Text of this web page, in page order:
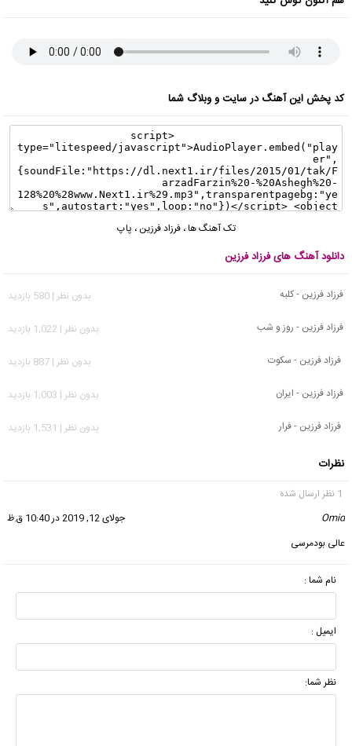
کد پخش این آهنگ در سایت و وبلاگ شما
تک آهنگ ها،فرزاد فرزین ، پاپ
دانلود آهنگ های فرزاد فرزین
فرزاد فرزین - کلبه
بدون نظر | 580 بازدید
فرزاد فرزین - روز و شب
بدون نظر | 1,022 بازدید
فرزاد فرزین - سکوت
بدون نظر | 887 بازدید
فرزاد فرزین - ایران
بدون نظر | 1,003 بازدید
فرزاد فرزین - فرار
بدون نظر | 1,531 بازدید
نظرات
1 نظر ارسال شده
Omid
جولای 12, 2019 در 10:40 ق.ظ
عالی بودمرسی
نام شما :
ایمیل :
نظر شما: